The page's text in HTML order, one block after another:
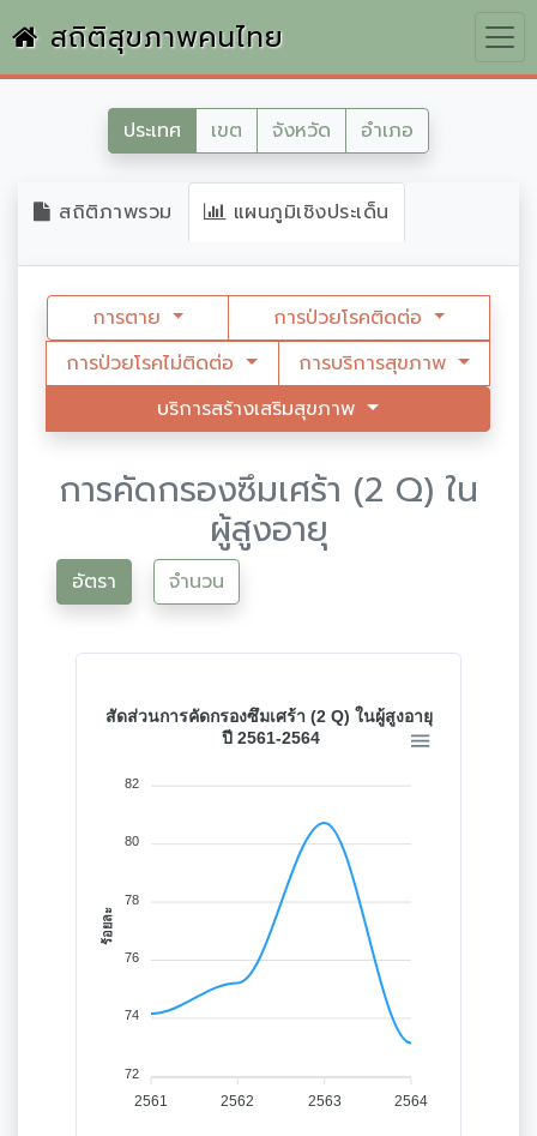
สถิติสุขภาพคนไทย
ประเทศ เขต จังหวัด อำเภอ
สถิติภาพรวม แผนภูมิเชิงประเด็น
การตาย
การป่วยโรคติดต่อ
การป่วยโรคไม่ติดต่อ
การบริการสุขภาพ
บริการสร้างเสริมสุขภาพ
การคัดกรองซึมเศร้า (2 Q) ใน
ผู้สูงอายุ
อัตรา จำนวน